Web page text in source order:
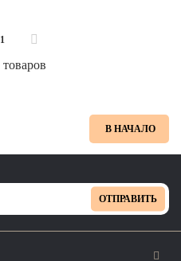
1
В НАЧАЛО
ОТПРАВИТЬ